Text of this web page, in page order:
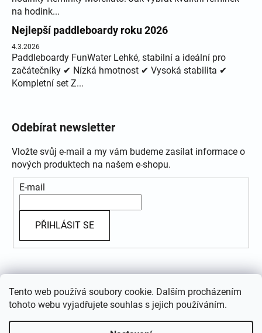
Tento web používá soubory cookie. Dalším procházením
tohoto webu vyjadřujete souhlas s jejich používáním.
na hodink...
Nejlepší paddleboardy roku 2026
4.3.2026
Paddleboardy FunWater Lehké, stabilní a ideální pro
začátečníky ✔ Nízká hmotnost ✔ Vysoká stabilita ✔
Kompletní set Z...
Odebírat newsletter
Vložte svůj e-mail a my vám budeme zasílat informace o
nových produktech na našem e-shopu.
E-mail
PŘIHLÁSIT SE